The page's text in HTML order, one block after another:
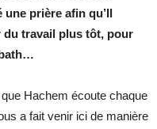
une prière afin qu’Il
du travail plus tôt, pour
Hachem écoute chaque
a fait venir ici de manière